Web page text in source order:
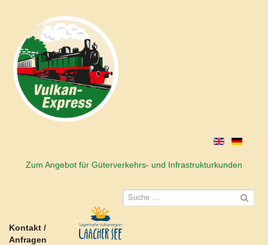
Zum Angebot für Güterverkehrs- und Infrastrukturkunden
Kontakt /
Anfragen